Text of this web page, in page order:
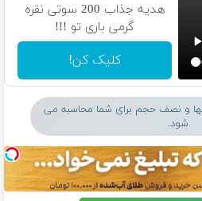
هدیه جذاب 200 سوتی نقره
گرمی باری تو !!!
کلیک کن!
بها و نصف حجم برای شما محاسبه می
شود.